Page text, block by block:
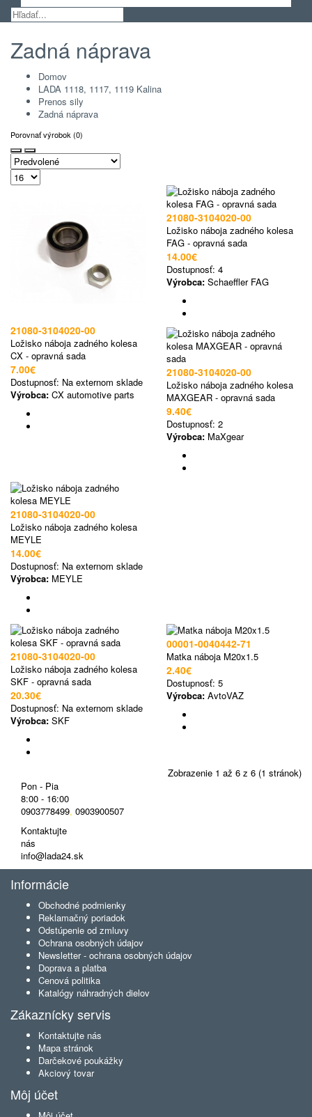
Zadná náprava
Domov
LADA 1118, 1117, 1119 Kalina
Prenos sily
Zadná náprava
Porovnať výrobok (0)
21080-3104020-00
Ložisko náboja zadného kolesa
CX - opravná sada
7.00€
Dostupnosť: Na externom sklade
Výrobca: CX automotive parts
21080-3104020-00
Ložisko náboja zadného kolesa
FAG - opravná sada
14.00€
Dostupnosť: 4
Výrobca: Schaeffler FAG
21080-3104020-00
Ložisko náboja zadného kolesa
MAXGEAR - opravná sada
9.40€
Dostupnosť: 2
Výrobca: MaXgear
21080-3104020-00
Ložisko náboja zadného kolesa
MEYLE
14.00€
Dostupnosť: Na externom sklade
Výrobca: MEYLE
21080-3104020-00
Ložisko náboja zadného kolesa
SKF - opravná sada
20.30€
Dostupnosť: Na externom sklade
Výrobca: SKF
00001-0040442-71
Matka náboja M20x1.5
2.40€
Dostupnosť: 5
Výrobca: AvtoVAZ
Zobrazenie 1 až 6 z 6 (1 stránok)
Pon - Pia
8:00 - 16:00
0903778499, 0903900507
Kontaktujte
nás
info@lada24.sk
Informácie
Obchodné podmienky
Reklamačný poriadok
Odstúpenie od zmluvy
Ochrana osobných údajov
Newsletter - ochrana osobných údajov
Doprava a platba
Cenová politika
Katalógy náhradných dielov
Zákaznícky servis
Kontaktujte nás
Mapa stránok
Darčekové poukážky
Akciový tovar
Môj účet